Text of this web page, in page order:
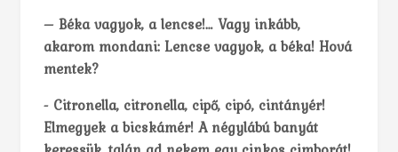
– Béka vagyok, a lencse!… Vagy inkább,
akarom mondani: Lencse vagyok, a béka! Hová
mentek?
­- Citronella, citronella, cipő, cipó, cintányér!
Elmegyek a bicskámér! A négylábú banyát